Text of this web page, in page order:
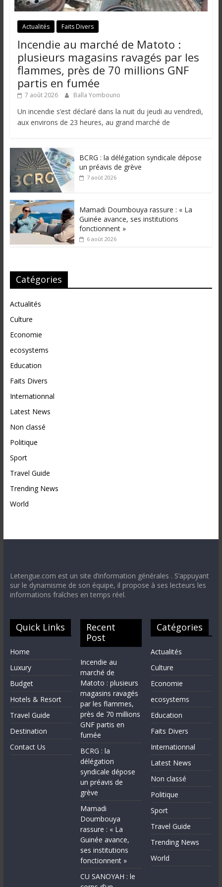
Actualités Faits Divers
Incendie au marché de Matoto :
plusieurs magasins ravagés par les
flammes, près de 70 millions GNF
partis en fumée
7 août 2026 Balla Yombouno
Un incendie s’est déclaré dans la nuit du jeudi au vendredi,
aux environs de 23 heures, au grand marché de
BCRG : la délégation syndicale dépose
un préavis de grève
7 août 2026
Mamadi Doumbouya rassure : « La
Guinée avance, ses institutions
fonctionnent »
6 août 2026
Catégories
Actualités
Culture
Economie
ecosystems
Education
Faits Divers
Internationnal
Latest News
Non classé
Politique
Sport
Travel Guide
Trending News
World
Letengue.com est un site d’information générales . S’appuyant
sur le dynamisme de son équipe, il propose à ses lecteurs les
informations fraîches en temps réel.
Quick Links
Home
Luxury
Budget
Hotels & Resort
Travel Guide
Destination
Contact Us
Recent
Post
Incendie au
marché de
Matoto : plusieurs
magasins ravagés
par les flammes,
près de 70 millions
GNF partis en
fumée
BCRG : la
délégation
syndicale dépose
un préavis de
grève
Mamadi
Doumbouya
rassure : « La
Guinée avance,
ses institutions
fonctionnent »
CU SANOYAH : le
Catégories
Actualités
Culture
Economie
ecosystems
Education
Faits Divers
Internationnal
Latest News
Non classé
Politique
Sport
Travel Guide
Trending News
World